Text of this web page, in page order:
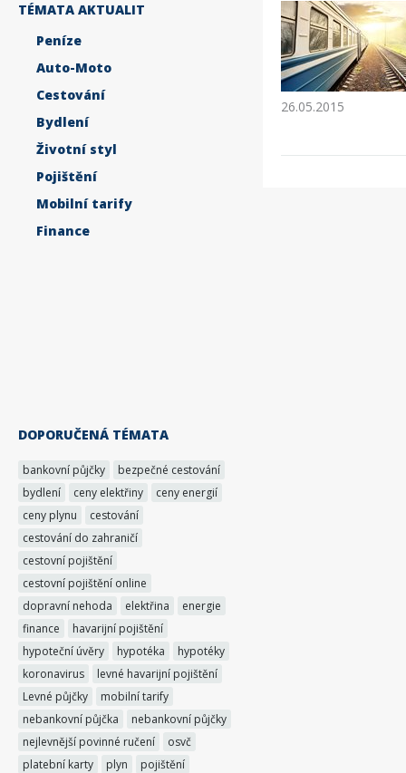
TÉMATA AKTUALIT
Peníze
Auto-Moto
Cestování
Bydlení
Životní styl
Pojištění
Mobilní tarify
Finance
DOPORUČENÁ TÉMATA
bankovní půjčky
bezpečné cestování
bydlení
ceny elektřiny
ceny energií
ceny plynu
cestování
cestování do zahraničí
cestovní pojištění
cestovní pojištění online
dopravní nehoda
elektřina
energie
finance
havarijní pojištění
hypoteční úvěry
hypotéka
hypotéky
koronavirus
levné havarijní pojištění
Levné půjčky
mobilní tarify
nebankovní půjčka
nebankovní půjčky
nejlevnější povinné ručení
osvč
platební karty
plyn
pojištění
26.05.2015